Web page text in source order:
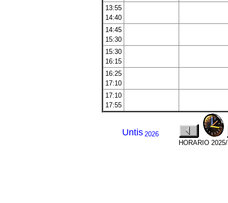
13:55
14:40
14:45
15:30
15:30
16:15
16:25
17:10
17:10
17:55
Untis 2026
HORARIO